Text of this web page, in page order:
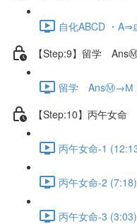
自化ABCD ・
【Step:9】留学
留学 AnsⓂ→М
【Step:10】丙午女命
丙午女命-1
丙午女命-2 (7:18)
丙午女命-3 (3:03)